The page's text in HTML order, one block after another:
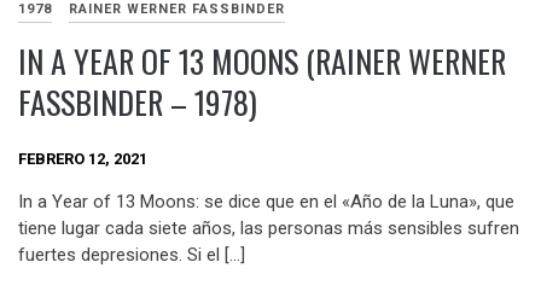
1978 RAINER WERNER FASSBINDER
IN A YEAR OF 13 MOONS (RAINER WERNER
FASSBINDER – 1978)
FEBRERO 12, 2021
In a Year of 13 Moons: se dice que en el «Año de la Luna», que
tiene lugar cada siete años, las personas más sensibles sufren
fuertes depresiones. Si el […]